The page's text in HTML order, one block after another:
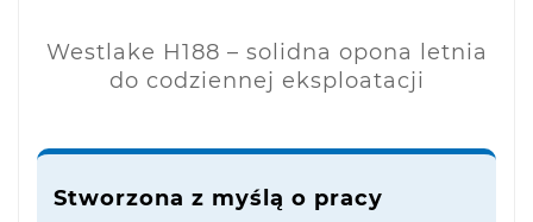
Westlake H188 – solidna opona letnia
do codziennej eksploatacji
Stworzona z myślą o pracy